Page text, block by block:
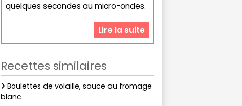
quelques secondes au micro-ondes.
Lire la suite
Recettes similaires
Boulettes de volaille, sauce au fromage
blanc